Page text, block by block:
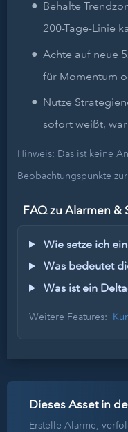
Behalte
200-Tage-Linie
Achte auf neue
für Momentum
Nutze
sofort weißt,
Hinweis: Das ist keine
Beobachtungspunkte
FAQ zu Alarmen &
Wie setze ich
Was bedeutet
Was ist ein
Weitere Features:
Dieses Asset in
Erstelle Alarme,